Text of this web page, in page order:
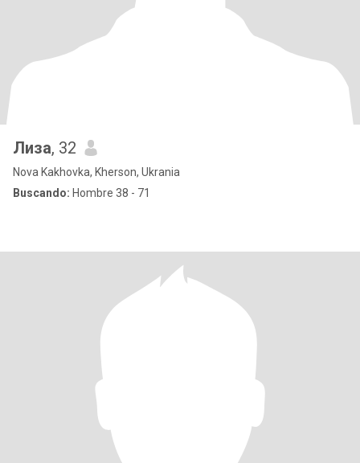
Лиза, 32
Nova Kakhovka, Kherson, Ukrania
Buscando: Hombre 38 - 71